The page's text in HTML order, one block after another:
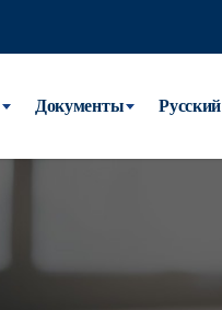
Документы Русский